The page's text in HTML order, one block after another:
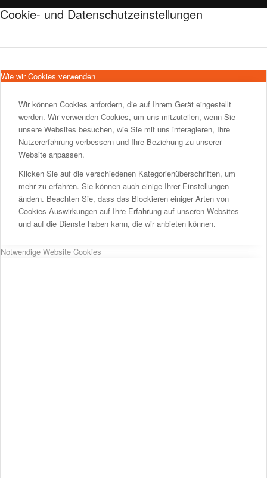
Cookie- und Datenschutzeinstellungen
Wie wir Cookies verwenden
Wir können Cookies anfordern, die auf Ihrem Gerät eingestellt
werden. Wir verwenden Cookies, um uns mitzuteilen, wenn Sie
unsere Websites besuchen, wie Sie mit uns interagieren, Ihre
Nutzererfahrung verbessern und Ihre Beziehung zu unserer
Website anpassen.
Klicken Sie auf die verschiedenen Kategorienüberschriften, um
mehr zu erfahren. Sie können auch einige Ihrer Einstellungen
ändern. Beachten Sie, dass das Blockieren einiger Arten von
Cookies Auswirkungen auf Ihre Erfahrung auf unseren Websites
und auf die Dienste haben kann, die wir anbieten können.
Notwendige Website Cookies